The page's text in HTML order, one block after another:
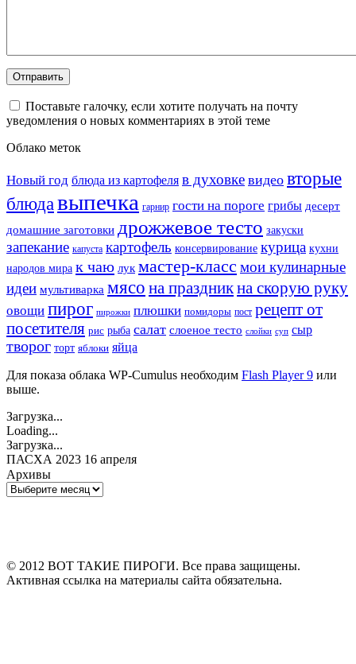
Поставьте галочку, если хотите получать на почту
уведомления о новых комментариях в этой теме
Облако меток
Новый год блюда из картофеля в духовке видео вторые
блюдавыпечка гарнир гости на пороге грибы десерт
домашние заготовки дрожжевое тесто закуски
запекание капуста картофель консервирование курица кухни
народов мира к чаю лук мастер-класс мои кулинарные
идеи мультиварка мясо на праздникна скорую руку
овощи пирог пирожки плюшки помидоры пост рецепт от
посетителя рис рыба салат слоеное тесто слойки суп сыр
творог торт яблоки яйца
Для показа облака WP-Cumulus необходим Flash Player 9 или
выше.
Загрузка...
Loading...
Загрузка...
ПАСХА 2023 16 апреля
Архивы
Архивы
© 2012 ВОТ ТАКИЕ ПИРОГИ. Все права защищены.
Активная ссылка на материалы сайта обязательна.